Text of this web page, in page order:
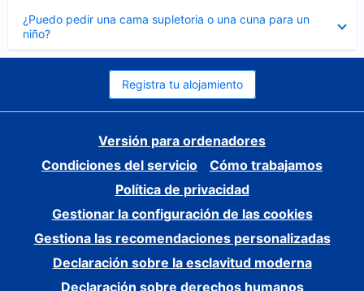
¿Puedo pedir una cama supletoria o una cuna para un
niño?
cerrado
Registra tu alojamiento
Versión para ordenadores
Condiciones del servicio
Cómo trabajamos
Política de privacidad
Gestionar la configuración de las cookies
Gestiona las recomendaciones personalizadas
Declaración sobre la esclavitud moderna
Declaración sobre derechos humanos